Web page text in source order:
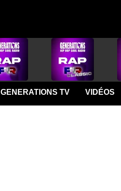
GENERATIONS TV VIDÉOS